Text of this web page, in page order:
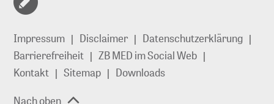
Impressum Disclaimer
Datenschutzerklärung
Barrierefreiheit
ZB MED im Social Web
Kontakt
Sitemap
Downloads
Nach oben